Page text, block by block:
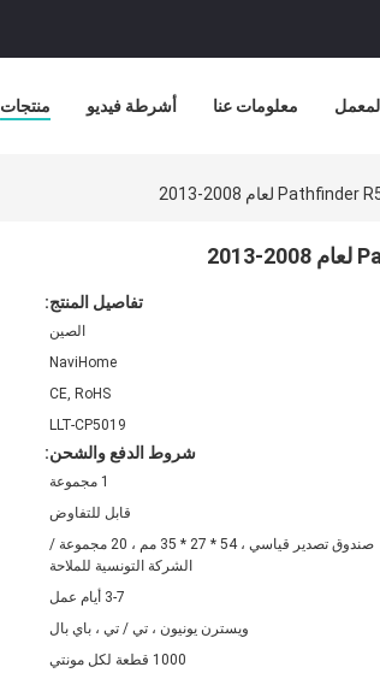
منتجات أشرطة فيديو معلومات عنا
تفاصيل المنتج:
الصين
NaviHome
CE, RoHS
LLT-CP5019
شروط الدفع والشحن:
1 مجموعة
قابل للتفاوض
صندوق تصدير قياسي ، 54 * 27 * 35 مم ، 20 مجموعة /
الشركة التونسية للملاحة
3-7 أيام عمل
ويسترن يونيون ، تي / تي ، باي بال
1000 قطعة لكل مونتي